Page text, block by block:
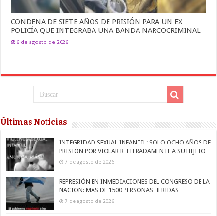
CONDENA DE SIETE AÑOS DE PRISIÓN PARA UN EX
POLICÍA QUE INTEGRABA UNA BANDA NARCOCRIMINAL
6 de agosto de 2026
Últimas Noticias
INTEGRIDAD SEXUAL INFANTIL: SOLO OCHO AÑOS DE
PRISIÓN POR VIOLAR REITERADAMENTE A SU HIJITO
7 de agosto de 2026
REPRESIÓN EN INMEDIACIONES DEL CONGRESO DE LA
NACIÓN: MÁS DE 1500 PERSONAS HERIDAS
7 de agosto de 2026